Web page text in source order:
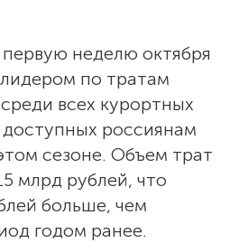
первую неделю октября
по тратам
всех курортных
россиянам
сезоне. Объем трат
млрд рублей, что
больше, чем
годом ранее.